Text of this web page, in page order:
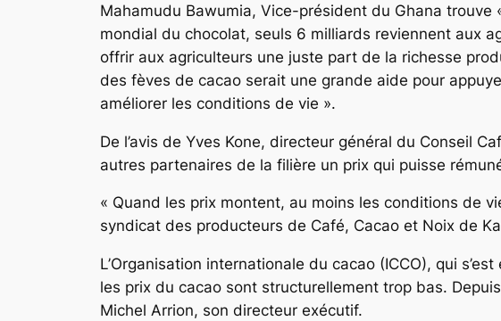
Mahamudu Bawumia, Vice-président du Ghana
mondial du chocolat, seuls 6 milliards reviennent aux
offrir aux agriculteurs une juste part de la richesse
des fèves de cacao serait une grande aide pour
améliorer les conditions de vie ».
De l’avis de Yves Kone, directeur général du Conseil
autres partenaires de la filière un prix qui puisse
« Quand les prix montent, au moins les conditions de
syndicat des producteurs de Café, Cacao et Noix de
L’Organisation internationale du cacao (ICCO), qui
les prix du cacao sont structurellement trop bas.
Michel Arrion, son directeur exécutif.